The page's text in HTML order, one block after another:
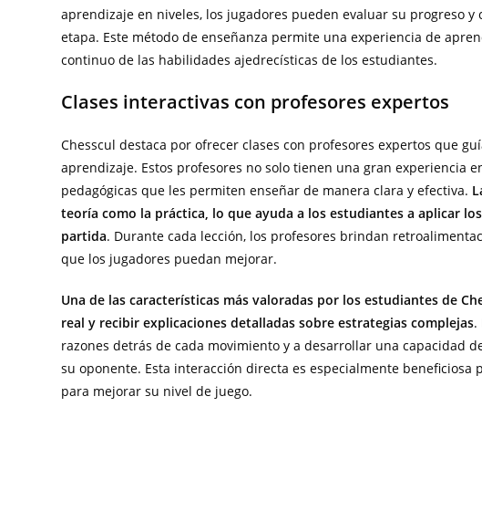
aprendizaje en niveles, los jugadores pueden evaluar su progreso
etapa. Este método de enseñanza permite una experiencia de
continuo de las habilidades ajedrecísticas de los estudiantes.
Clases interactivas con profesores expertos
Chesscul destaca por ofrecer clases con profesores expertos que
aprendizaje. Estos profesores no solo tienen una gran experiencia
pedagógicas que les permiten enseñar de manera clara y efectiva.
teoría como la práctica, lo que ayuda a los estudiantes a aplicar
partida. Durante cada lección, los profesores brindan
que los jugadores puedan mejorar.
Una de las características más valoradas por los estudiantes de
real y recibir explicaciones detalladas sobre estrategias complejas.
razones detrás de cada movimiento y a desarrollar una capacidad
su oponente. Esta interacción directa es especialmente
para mejorar su nivel de juego.